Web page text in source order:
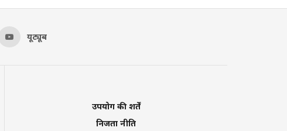
यूट्यूब
उपयोग की शर्तें
निजता नीति